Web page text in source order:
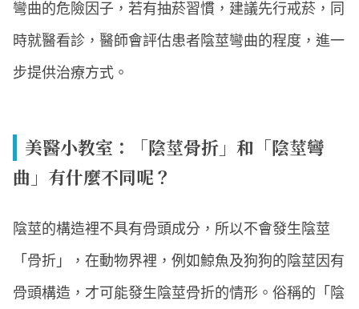
彎曲的危險因子，若有抽菸習慣，建議先行戒菸，同
時就醫看診，醫師會評估患者陰莖彎曲的程度，進一
步提供治療方式。
美醫小教室：「陰莖骨折」和「陰莖彎
曲」有什麼不同呢？
陰莖的構造裡不具有骨頭成分，所以不會發生陰莖
「骨折」，在動物界裡，例如鯨魚及狗狗的陰莖因有
骨頭構造，才可能發生陰莖骨折的情形。俗稱的「陰